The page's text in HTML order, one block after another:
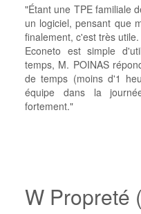
"Étant une TPE familiale
un logiciel, pensant que
finalement, c'est très utile.
Econeto est simple
temps, M. POINAS
de temps (moins d'1
équipe dans la
fortement."
W Propreté